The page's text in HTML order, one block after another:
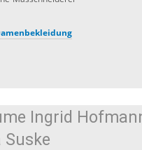
Ingrid
Suske